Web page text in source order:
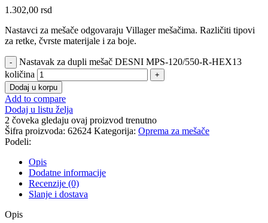
1.302,00 rsd
Nastavci za mešače odgovaraju Villager mešačima. Različiti tipovi
za retke, čvrste materijale i za boje.
Nastavak za dupli mešač DESNI MPS-120/550-R-HEX13
količina
Dodaj u korpu
Add to compare
Dodaj u listu želja
2 čoveka gledaju ovaj proizvod trenutno
Šifra proizvoda: 62624 Kategorija: Oprema za mešače
Podeli:
Opis
Dodatne informacije
Recenzije (0)
Slanje i dostava
Opis